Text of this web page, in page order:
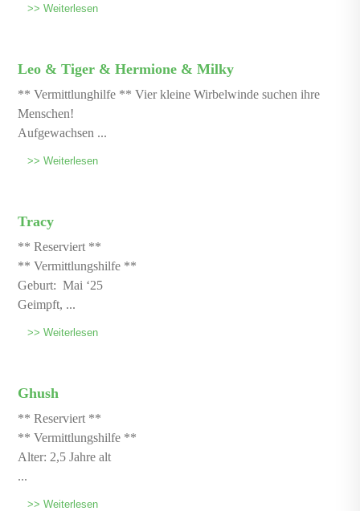
>> Weiterlesen
Leo & Tiger & Hermione & Milky
** Vermittlunghilfe ** Vier kleine Wirbelwinde suchen ihre
Menschen!
Aufgewachsen ...
>> Weiterlesen
Tracy
** Reserviert **
** Vermittlungshilfe **
Geburt: Mai ‘25
Geimpft, ...
>> Weiterlesen
Ghush
** Reserviert **
** Vermittlungshilfe **
Alter: 2,5 Jahre alt
...
>> Weiterlesen